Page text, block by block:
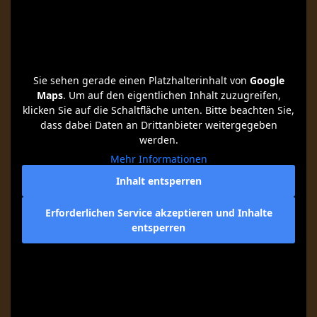
Sie sehen gerade einen Platzhalterinhalt von Google
Maps. Um auf den eigentlichen Inhalt zuzugreifen,
klicken Sie auf die Schaltfläche unten. Bitte beachten Sie,
dass dabei Daten an Drittanbieter weitergegeben
werden.
Mehr Informationen
Inhalt entsperren
Erforderlichen Service akzeptieren und Inhalte
entsperren